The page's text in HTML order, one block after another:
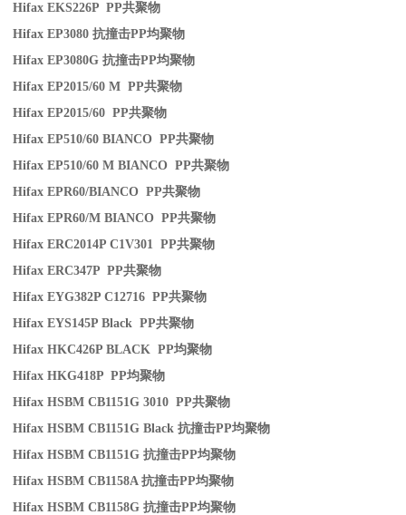
Hifax EKS226P PP共聚物
Hifax EP3080抗撞击PP均聚物
Hifax EP3080G抗撞击PP均聚物
Hifax EP2015/60 M PP共聚物
Hifax EP2015/60 PP共聚物
Hifax EP510/60 BIANCO PP共聚物
Hifax EP510/60 M BIANCO PP共聚物
Hifax EPR60/BIANCO PP共聚物
Hifax EPR60/M BIANCO PP共聚物
Hifax ERC2014P C1V301 PP共聚物
Hifax ERC347P PP共聚物
Hifax EYG382P C12716 PP共聚物
Hifax EYS145P Black PP共聚物
Hifax HKC426P BLACK PP均聚物
Hifax HKG418P PP均聚物
Hifax HSBM CB1151G 3010 PP共聚物
Hifax HSBM CB1151G Black抗撞击PP均聚物
Hifax HSBM CB1151G抗撞击PP均聚物
Hifax HSBM CB1158A抗撞击PP均聚物
Hifax HSBM CB1158G抗撞击PP均聚物